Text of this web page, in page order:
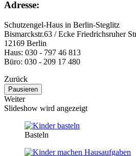
Adresse:
Schutzengel-Haus in Berlin-Steglitz
Bismarckstr.63 / Ecke Friedrichsruher
12169 Berlin
Haus: 030 - 797 46 813
Büro: 030 - 209 17 480
Zurück
Pausieren
Weiter
Slideshow wird angezeigt
Basteln